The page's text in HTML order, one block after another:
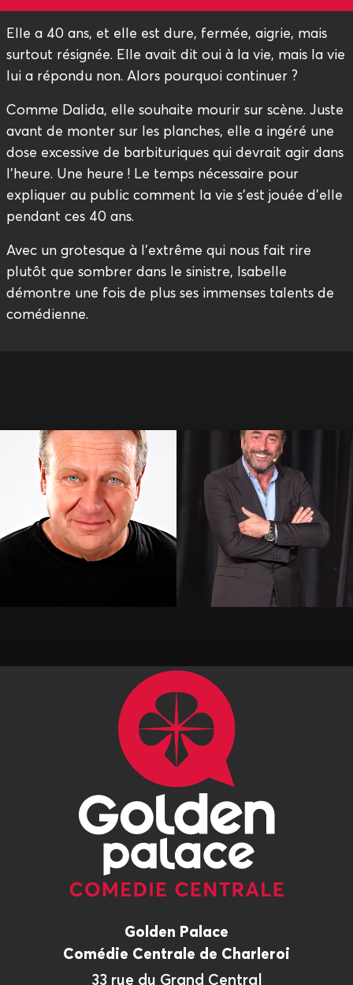
Elle a 40 ans, et elle est dure, fermée, aigrie, mais
surtout résignée. Elle avait dit oui à la vie, mais la vie
lui a répondu non. Alors pourquoi continuer ?
Comme Dalida, elle souhaite mourir sur scène. Juste
avant de monter sur les planches, elle a ingéré une
dose excessive de barbituriques qui devrait agir dans
l’heure. Une heure ! Le temps nécessaire pour
expliquer au public comment la vie s’est jouée d’elle
pendant ces 40 ans.
Avec un grotesque à l’extrême qui nous fait rire
plutôt que sombrer dans le sinistre, Isabelle
démontre une fois de plus ses immenses talents de
comédienne.
Alain Soreil Alil Vardar
Golden Palace
Comédie Centrale de Charleroi
33 rue du Grand Central